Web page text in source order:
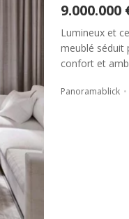
9.000.000
Lumineux et
meublé séduit
confort et
Panoramablick